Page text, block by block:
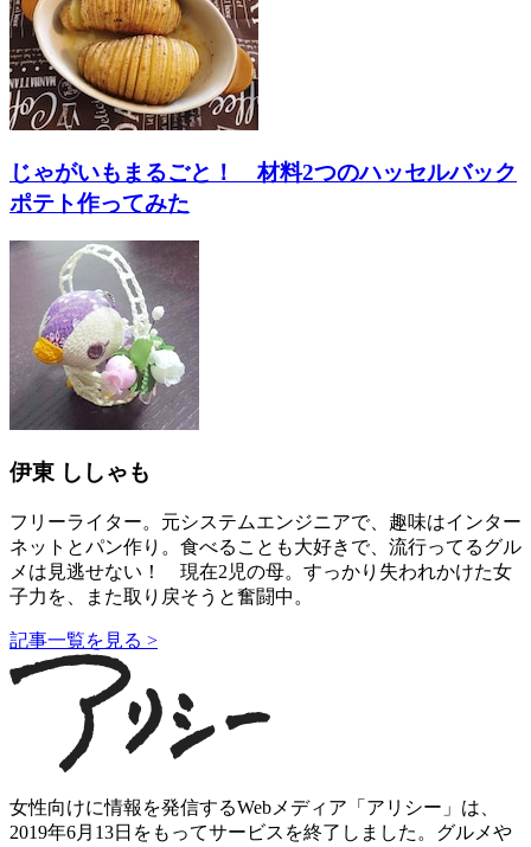
じゃがいもまるごと！ 材料2つのハッセルバック
ポテト作ってみた
伊東 ししゃも
フリーライター。元システムエンジニアで、趣味はインター
ネットとパン作り。食べることも大好きで、流行ってるグル
メは見逃せない！ 現在2児の母。すっかり失われかけた女
子力を、また取り戻そうと奮闘中。
記事一覧を見る >
女性向けに情報を発信するWebメディア「アリシー」は、
2019年6月13日をもってサービスを終了しました。グルメや